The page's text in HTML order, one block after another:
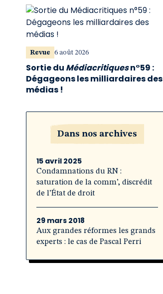
Revue 6 août 2026
Sortie du Médiacritiquesn°59 :
Dégageons les milliardaires des
médias !
Dans nos archives
15 avril 2025
Condamnations du RN :
saturation de la comm’, discrédit
de l’État de droit
29 mars 2018
Aux grandes réformes les grands
experts : le cas de Pascal Perri